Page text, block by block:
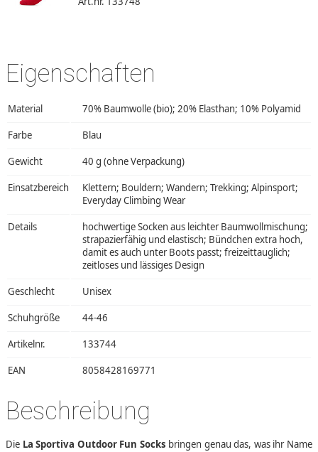
Eigenschaften
Material 70% Baumwolle (bio); 20% Elasthan; 10% Polyamid
Farbe Blau
Gewicht 40 g (ohne Verpackung)
Einsatzbereich
Klettern; Bouldern; Wandern; Trekking; Alpinsport;
Everyday Climbing Wear
Details
hochwertige Socken aus leichter Baumwollmischung;
strapazierfähig und elastisch; Bündchen extra hoch,
damit es auch unter Boots passt; freizeittauglich;
zeitloses und lässiges Design
Geschlecht Unisex
Schuhgröße 44-46
Artikelnr. 133744
EAN 8058428169771
Beschreibung
Die La Sportiva Outdoor Fun Socks bringen genau das, was ihr Name